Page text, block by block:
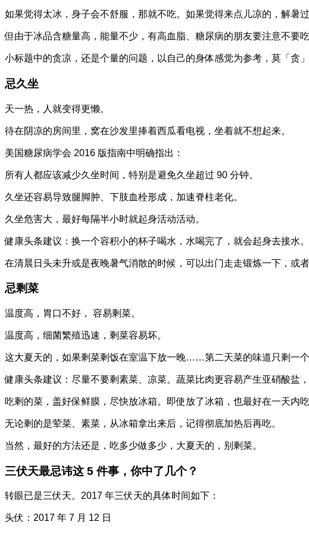
如果觉得太冰，身子会不舒服，那就不吃。如果觉得来点儿凉的，解暑
但由于冰品含糖量高，能量不少，有高血脂、糖尿病的朋友要注意不要
小标题中的贪凉，还是个量的问题，以自己的身体感觉为参考，莫「贪」
忌久坐
天一热，人就变得更懒。
待在阴凉的房间里，窝在沙发里捧着西瓜看电视，坐着就不想起来。
美国糖尿病学会 2016 版指南中明确指出：
所有人都应该减少久坐时间，特别是避免久坐超过 90 分钟。
久坐还容易导致腿脚肿、下肢血栓形成，加速脊柱老化。
久坐危害大，最好每隔半小时就起身活动活动。
健康头条建议：换一个容积小的杯子喝水，水喝完了，就会起身去接水
在清晨日头未升或是夜晚暑气消散的时候，可以出门走走锻炼一下，或
忌剩菜
温度高，胃口不好， 容易剩菜。
温度高，细菌繁殖迅速，剩菜容易坏。
这大夏天的，如果剩菜剩饭在室温下放一晚……第二天菜的味道只剩一
健康头条建议：尽量不要剩素菜、凉菜。蔬菜比肉更容易产生亚硝酸盐
吃剩的菜，盖好保鲜膜，尽快放冰箱。即使放了冰箱，也最好在一天内吃
无论剩的是荤菜、素菜，从冰箱拿出来后，记得彻底加热后再吃。
当然，最好的方法还是，吃多少做多少，大夏天的，别剩菜。
三伏天最忌讳这 5 件事，你中了几个？
转眼已是三伏天。2017 年三伏天的具体时间如下：
头伏：2017 年 7 月 12 日